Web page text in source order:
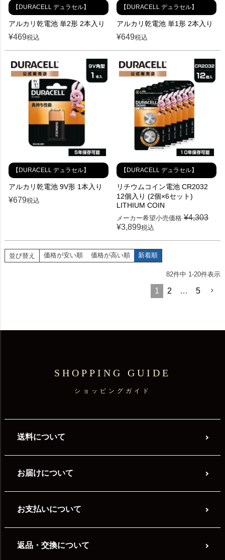
【DURACELL デュラセル】
アルカリ乾電池 単2形 2本入り
¥469税込
【DURACELL デュラセル】
アルカリ乾電池 単1形 2本入り
¥649税込
【DURACELL デュラセル】
アルカリ乾電池 9V形 1本入り
¥679税込
【DURACELL デュラセル】
リチウムコイン電池 CR2032
12個入り (2個×6セット)
LITHIUM COIN
メーカー希望小売価格 ¥4,303
¥3,899税込
並び替え 価格が安い順 価格が高い順 新着順
82件中 1-20件表示
1 2 … 5
SHOPPING GUIDE
ショッピングガイド
送料について
お届けについて
お支払いについて
返品・交換について